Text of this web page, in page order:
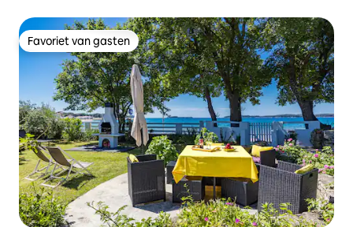
Favoriet van gasten
Favoriet van gasten